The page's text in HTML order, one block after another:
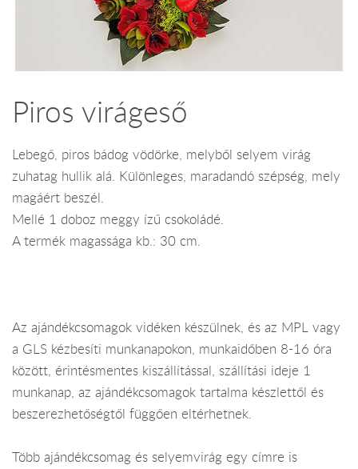
Piros virágeső
Lebegő, piros bádog vödörke, melyből selyem virág
zuhatag hullik alá. Különleges, maradandó szépség, mely
magáért beszél.
Mellé 1 doboz meggy ízű csokoládé.
A termék magassága kb.: 30 cm.
Az ajándékcsomagok vidéken készülnek, és az MPL vagy
a GLS kézbesíti munkanapokon, munkaidőben 8-16 óra
között, érintésmentes kiszállítással, szállítási ideje 1
munkanap, az ajándékcsomagok tartalma készlettől és
beszerezhetőségtől függően eltérhetnek.
Több ajándékcsomag és selyemvirág egy címre is